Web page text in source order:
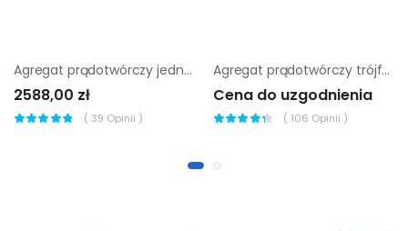
Agregat prądotwórczy jednofazowy Pramac WX 3200
2588,00 zł
( 39 Opinii )
Agregat prądotwórczy trójfazowy Endress ESE 67 PW/MS
Cena do uzgodnienia
( 106 Opinii )